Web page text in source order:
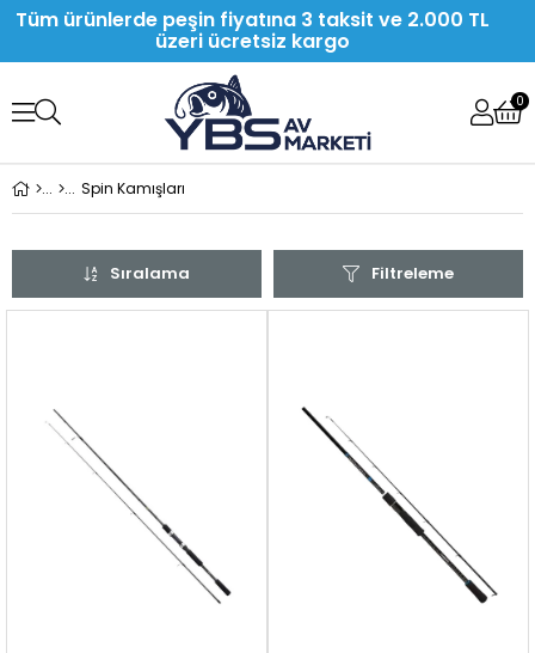
Tüm ürünlerde peşin fiyatına 3 taksit ve 2.000 TL
üzeri ücretsiz kargo
0
Spin Kamışları
Filtreleme
Sıralama